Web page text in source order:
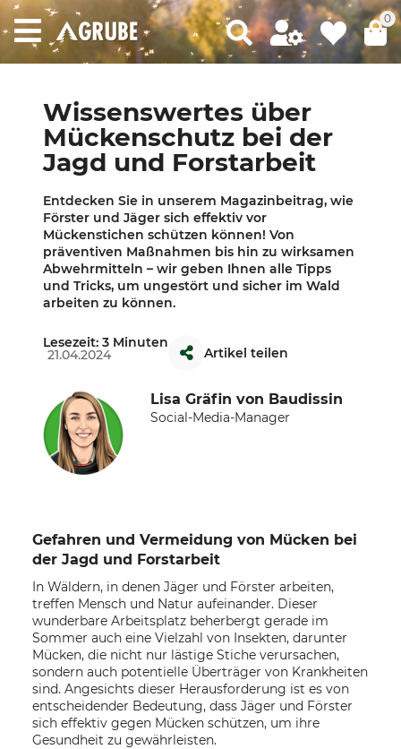
0
Wissenswertes über
Mückenschutz bei der
Jagd und Forstarbeit
Entdecken Sie in unserem Magazinbeitrag, wie
Förster und Jäger sich effektiv vor
Mückenstichen schützen können! Von
präventiven Maßnahmen bis hin zu wirksamen
Abwehrmitteln – wir geben Ihnen alle Tipps
und Tricks, um ungestört und sicher im Wald
arbeiten zu können.
21.04.2024
Lesezeit: 3 Minuten
Artikel teilen
Lisa Gräfin von Baudissin
Social-Media-Manager
Gefahren und Vermeidung von Mücken bei
der Jagd und Forstarbeit
In Wäldern, in denen Jäger und Förster arbeiten,
treffen Mensch und Natur aufeinander. Dieser
wunderbare Arbeitsplatz beherbergt gerade im
Sommer auch eine Vielzahl von Insekten, darunter
Mücken, die nicht nur lästige Stiche verursachen,
sondern auch potentielle Überträger von Krankheiten
sind. Angesichts dieser Herausforderung ist es von
entscheidender Bedeutung, dass Jäger und Förster
sich effektiv gegen Mücken schützen, um ihre
Gesundheit zu gewährleisten.